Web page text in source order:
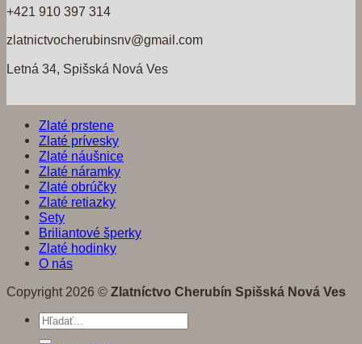
+421 910 397 314
zlatnictvocherubinsnv@gmail.com
Letná 34, Spišská Nová Ves
Zlaté prstene
Zlaté prívesky
Zlaté náušnice
Zlaté náramky
Zlaté obrúčky
Zlaté retiazky
Sety
Briliantové šperky
Zlaté hodinky
O nás
Copyright 2026 © Zlatníctvo Cherubín Spišská Nová Ves
Hľadať: